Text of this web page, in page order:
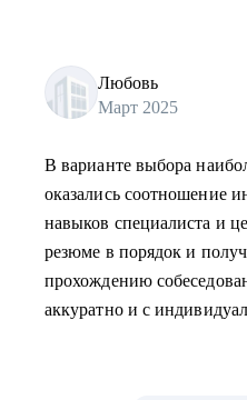
Любовь
Март 2025
В варианте выбора
оказались соотношение
навыков специалиста и
резюме в порядок и
прохождению
аккуратно и с